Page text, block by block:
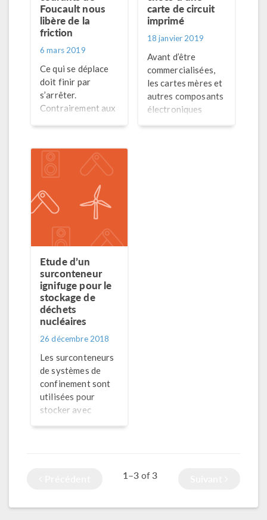
Foucault nous
libère de la
friction
6 mars 2019
Ce qui se déplace
doit finir par
s’arrêter.
Contrairement aux
freinage à
courants de
Foucault ne
s’endommagent pas
en cas de freinage
à grande vitesse.
Pour en savoir plus
sur les courants de
cet article de blog.
carte de circuit
imprimé
18 janvier 2019
Avant d’être
commercialisées,
les cartes mères et
autres composants
électroniques
Etude d’un
surconteneur
ignifuge pour le
stockage de
déchets
nucléaires
26 décembre 2018
Les surconteneurs
de systèmes de
confinement sont
utilisées pour
stocker avec
1–3 of3